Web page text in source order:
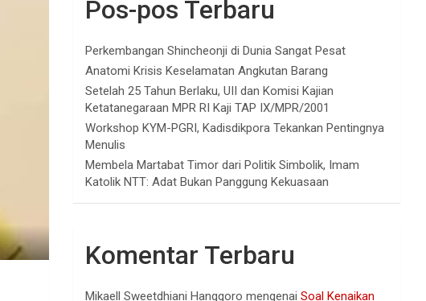
Pos-pos Terbaru
Perkembangan Shincheonji di Dunia Sangat Pesat
Anatomi Krisis Keselamatan Angkutan Barang
Setelah 25 Tahun Berlaku, UII dan Komisi Kajian
Ketatanegaraan MPR RI Kaji TAP IX/MPR/2001
Workshop KYM-PGRI, Kadisdikpora Tekankan Pentingnya
Menulis
Membela Martabat Timor dari Politik Simbolik, Imam
Katolik NTT: Adat Bukan Panggung Kekuasaan
Komentar Terbaru
Mikaell Sweetdhiani Hanggoro mengenaiSoal Kenaikan